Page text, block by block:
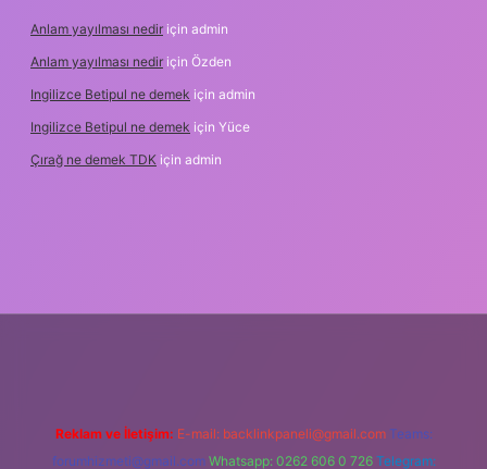
Anlam yayılması nedir için admin
Anlam yayılması nedir için Özden
Ingilizce Betipul ne demek için admin
Ingilizce Betipul ne demek için Yüce
Çırağ ne demek TDK için admin
Reklam ve İletişim: E-mail: backlinkpaneli@gmail.com Teams:
forumhizmeti@gmail.com Whatsapp: 0262 606 0 726 Telegram: